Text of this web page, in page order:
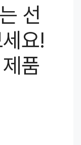
선
요!
품